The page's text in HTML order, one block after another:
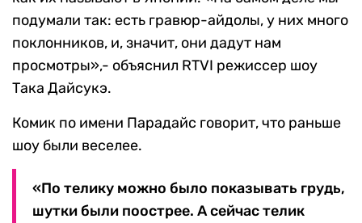
подумали так: есть гравюр-айдолы, у них много
поклонников, и, значит, они дадут нам
просмотры»,- объяснил RTVI режиссер шоу
Така Дайсукэ.
Комик по имени Парадайс говорит, что раньше
шоу были веселее.
«По телику можно было показывать грудь,
шутки были поострее. А сейчас телик